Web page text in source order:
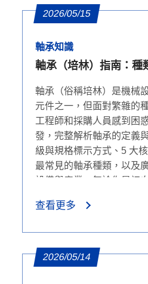
2026/05/15
軸承知識
軸承（培林）指南：種
軸承（俗稱培林）是機械
元件之一，但面對繁雜的
工程師和採購人員感到困
發，完整解析軸承的定義
級與規格標示方式、5 大
最常見的軸承種類，以及
設備與產業。無論你是初
在這裡找到清楚、實用的答
查看更多
2026/05/14